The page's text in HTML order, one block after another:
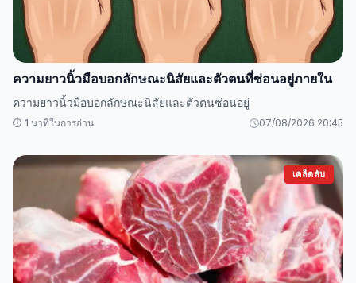
ความยาวนิ้วมือบอกลักษณะนิสัยและตัวตนที่ซ่อนอยู่ภายใน
ความยาวนิ้วมือบอกลักษณะนิสัยและตัวตนซ่อนอยู่
⏱️ 1 นาทีในการอ่าน 07/08/2026 20:45
เคล็ดลับ